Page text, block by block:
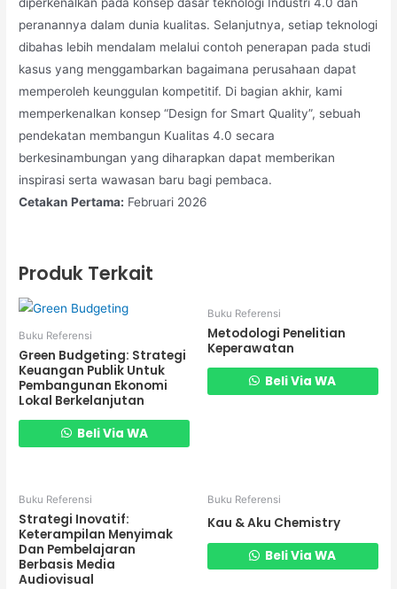
peranannya dalam dunia kualitas. Selanjutnya, setiap teknologi
dibahas lebih mendalam melalui contoh penerapan pada studi
kasus yang menggambarkan bagaimana perusahaan dapat
memperoleh keunggulan kompetitif. Di bagian akhir, kami
memperkenalkan konsep “Design for Smart Quality”, sebuah
pendekatan membangun Kualitas 4.0 secara
berkesinambungan yang diharapkan dapat memberikan
inspirasi serta wawasan baru bagi pembaca.
Cetakan Pertama: Februari 2026
Produk Terkait
Buku Referensi
Green Budgeting: Strategi
Keuangan Publik Untuk
Pembangunan Ekonomi
Lokal Berkelanjutan
Beli Via WA
Buku Referensi
Metodologi Penelitian
Keperawatan
Beli Via WA
Buku Referensi
Strategi Inovatif:
Keterampilan Menyimak
Dan Pembelajaran
Berbasis Media
Audiovisual
Buku Referensi
Kau & Aku Chemistry
Beli Via WA